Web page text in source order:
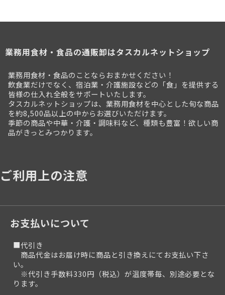
業務用食材・食品の通販卸はタスカルネットショップ
業務用食材・食品のことならおまかせください！
飲食業だけでなく、宿泊業・介護施設などの「食」を提供する
皆様の仕入れ全般をサポートいたします。
タスカルネットショップは、業務用食材を中心とした旬な商品
を約8,500品以上の中からお選びいただけます。
季節の商品や中華・介護・調味料など、種類も豊富！欲しい商
品がきっとみつかります。
ご利用上の注意
お支払いについて
■代引き
商品代金はお届け時に商品と引き換えにてお支払い下さ
い。
※代引き手数料330円（税込）が温度帯毎、別途必要とな
ります。